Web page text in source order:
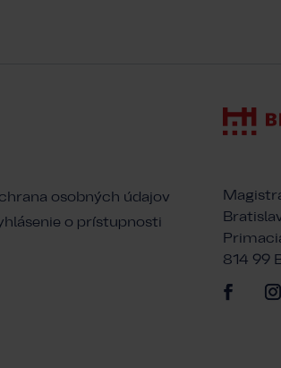
osobných údajov
o prístupnosti
814 99